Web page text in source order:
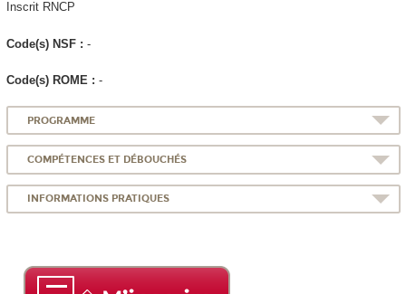
Inscrit RNCP
Code(s) NSF : -
Code(s) ROME : -
PROGRAMME
COMPÉTENCES ET DÉBOUCHÉS
INFORMATIONS PRATIQUES